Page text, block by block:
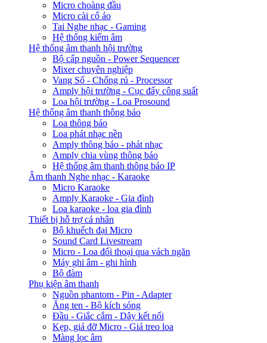
Micro choàng đầu
Micro cài cổ áo
Tai Nghe nhạc - Gaming
Hệ thống kiểm âm
Hệ thống âm thanh hội trường
Bộ cấp nguồn - Power Sequencer
Mixer chuyên nghiệp
Vang Số - Chống rú - Processor
Amply hội trường - Cục đẩy công suất
Loa hội trường - Loa Prosound
Hệ thống âm thanh thông báo
Loa thông báo
Loa phát nhạc nền
Amply thông báo - phát nhạc
Amply chia vùng thông báo
Hệ thống âm thanh thông báo IP
Âm thanh Nghe nhạc - Karaoke
Micro Karaoke
Amply Karaoke - Gia đình
Loa karaoke - loa gia đình
Thiết bị hỗ trợ cá nhân
Bộ khuếch đại Micro
Sound Card Livestream
Micro - Loa đối thoại qua vách ngăn
Máy ghi âm - ghi hình
Bộ đàm
Phụ kiện âm thanh
Nguồn phantom - Pin - Adapter
Ăng ten - Bộ kích sóng
Đầu - Giắc cắm - Dây kết nối
Kẹp, giá đỡ Micro - Giá treo loa
Màng lọc âm